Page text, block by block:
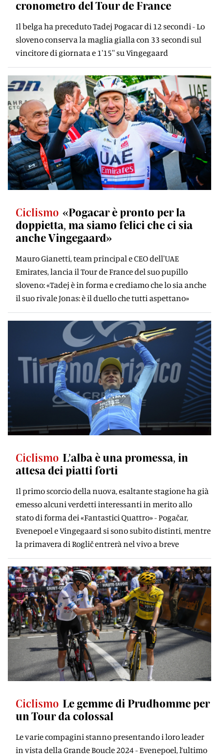
cronometro del Tour de France
Il belga ha preceduto Tadej Pogacar di 12 secondi - Lo
sloveno conserva la maglia gialla con 33 secondi sul
vincitore di giornata e 1'15'' su Vingegaard
Ciclismo «Pogacar è pronto per la
doppietta, ma siamo felici che ci sia
anche Vingegaard»
Mauro Gianetti, team principal e CEO dell'UAE
Emirates, lancia il Tour de France del suo pupillo
sloveno: «Tadej è in forma e crediamo che lo sia anche
il suo rivale Jonas: è il duello che tutti aspettano»
Ciclismo L’alba è una promessa, in
attesa dei piatti forti
Il primo scorcio della nuova, esaltante stagione ha già
emesso alcuni verdetti interessanti in merito allo
stato di forma dei «Fantastici Quattro» - Pogačar,
Evenepoel e Vingegaard si sono subito distinti, mentre
la primavera di Roglič entrerà nel vivo a breve
Ciclismo Le gemme di Prudhomme per
un Tour da colossal
Le varie compagini stanno presentando i loro leader
in vista della Grande Boucle 2024 - Evenepoel, l’ultimo